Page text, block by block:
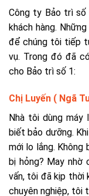
Công ty Bảo trì
khách hàng.
để chúng tôi tiếp
vụ. Trong đó đã
cho Bảo trì số 1:
Chị Luyến ( Ngã
Nhà tôi dùng máy
biết bảo dưỡng.
mới lo lắng.
bị hỏng? May
vấn, tôi đã kịp thời
chuyên nghiệp, tôi